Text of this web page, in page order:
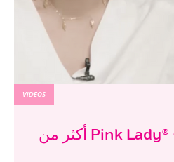
VIDEOS
ما الذي يجعل تفاح ®Pink Lady أكثر من